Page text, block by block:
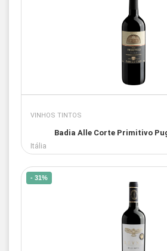
VINHOS TINTOS
Badia Alle Corte Primitivo
Itália
- 31%